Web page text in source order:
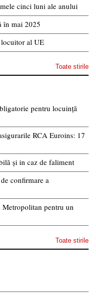
cinci luni ale anului
în mai 2025
al UE
Toate stirile
pentru locuință
RCA Euroins: 17
și in caz de faliment
confirmare a
Metropolitan pentru un
Toate stirile